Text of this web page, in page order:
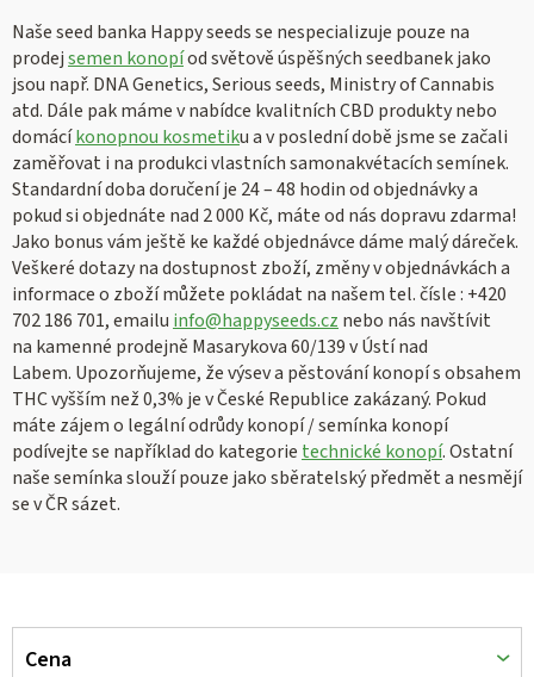
Naše seed banka Happy seeds se nespecializuje pouze na
prodejsemen konopíod světově úspěšných seedbanek jako
jsou např. DNA Genetics, Serious seeds, Ministry of Cannabis
atd. Dále pak máme v nabídce kvalitních CBD produkty nebo
domácíkonopnou kosmetiku a v poslední době jsme se začali
zaměřovat i na produkci vlastních samonakvétacích semínek.
Standardní doba doručení je 24 – 48 hodin od objednávky a
pokud si objednáte nad 2 000 Kč, máte od nás dopravu zdarma!
Jako bonus vám ještě ke každé objednávce dáme malý dáreček.
Veškeré dotazy na dostupnost zboží, změny v objednávkách a
informace o zboží můžete pokládat na našem tel. čísle : +420
702 186 701, emailu info@happyseeds.cz nebo nás navštívit
na kamenné prodejně Masarykova 60/139 v Ústí nad
Labem. Upozorňujeme, že výsev a pěstování konopí s obsahem
THC vyšším než 0,3% je v České Republice zakázaný. Pokud
máte zájem o legální odrůdy konopí / semínka konopí
podívejte se například do kategorie technické konopí. Ostatní
naše semínka slouží pouze jako sběratelský předmět a nesmějí
se v ČR sázet.
Cena
V